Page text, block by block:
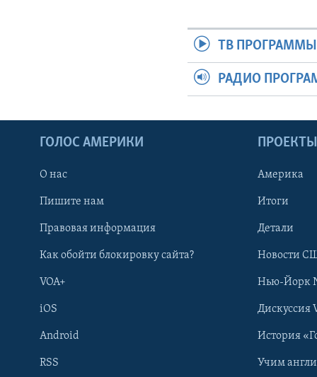
ТВ ПРОГРАММЫ
РАДИО
ГОЛОС АМЕРИКИ
О нас
Пишите нам
Правовая информация
Как обойти блокировку сайта?
VOA+
iOS
Android
RSS
ПРОЕКТЫ
Америка
Итоги
Детали
Новости
Нью-Йорк
Дискуссия
История
Учим